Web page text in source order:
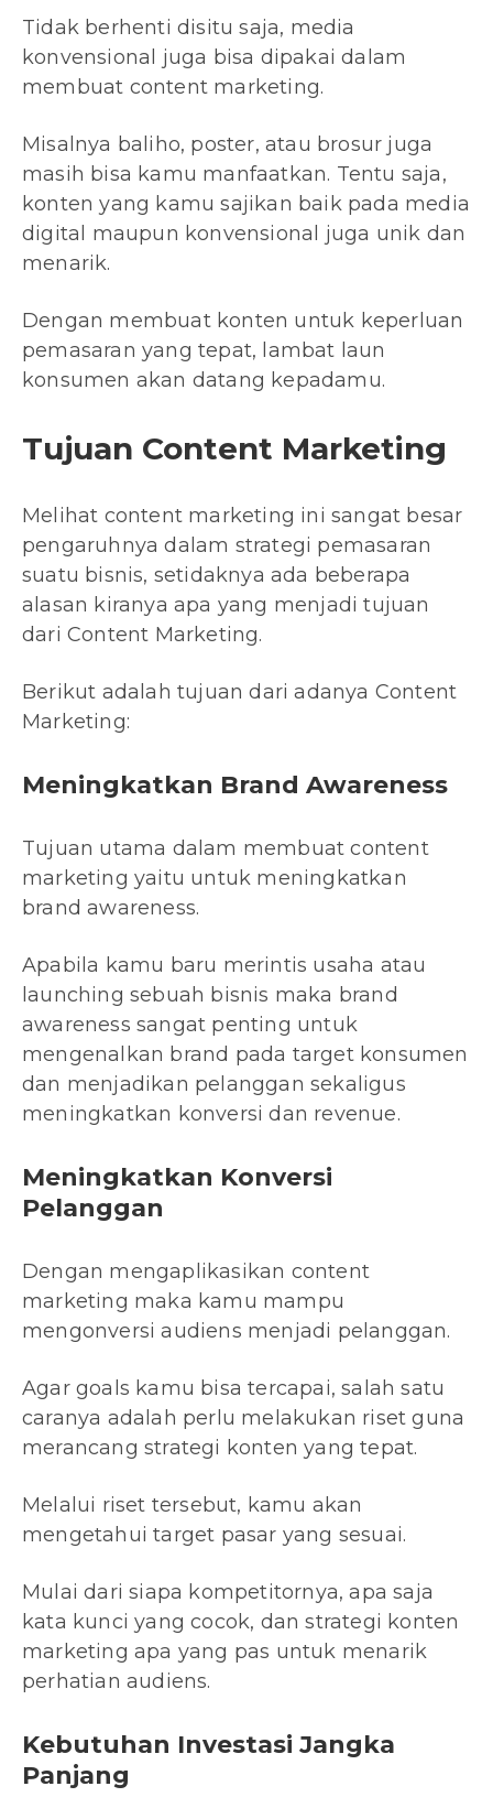
Tidak berhenti disitu saja, media
konvensional juga bisa dipakai dalam
membuat content marketing.
Misalnya baliho, poster, atau brosur juga
masih bisa kamu manfaatkan. Tentu saja,
konten yang kamu sajikan baik pada media
digital maupun konvensional juga unik dan
menarik.
Dengan membuat konten untuk keperluan
pemasaran yang tepat, lambat laun
konsumen akan datang kepadamu.
Tujuan Content Marketing
Melihat content marketing ini sangat besar
pengaruhnya dalam strategi pemasaran
suatu bisnis, setidaknya ada beberapa
alasan kiranya apa yang menjadi tujuan
dari Content Marketing.
Berikut adalah tujuan dari adanya Content
Marketing:
Meningkatkan Brand Awareness
Tujuan utama dalam membuat content
marketing yaitu untuk meningkatkan
brand awareness.
Apabila kamu baru merintis usaha atau
launching sebuah bisnis maka brand
awareness sangat penting untuk
mengenalkan brand pada target konsumen
dan menjadikan pelanggan sekaligus
meningkatkan konversi dan revenue.
Meningkatkan Konversi
Pelanggan
Dengan mengaplikasikan content
marketing maka kamu mampu
mengonversi audiens menjadi pelanggan.
Agar goals kamu bisa tercapai, salah satu
caranya adalah perlu melakukan riset guna
merancang strategi konten yang tepat.
Melalui riset tersebut, kamu akan
mengetahui target pasar yang sesuai.
Mulai dari siapa kompetitornya, apa saja
kata kunci yang cocok, dan strategi konten
marketing apa yang pas untuk menarik
perhatian audiens.
Kebutuhan Investasi Jangka
Panjang